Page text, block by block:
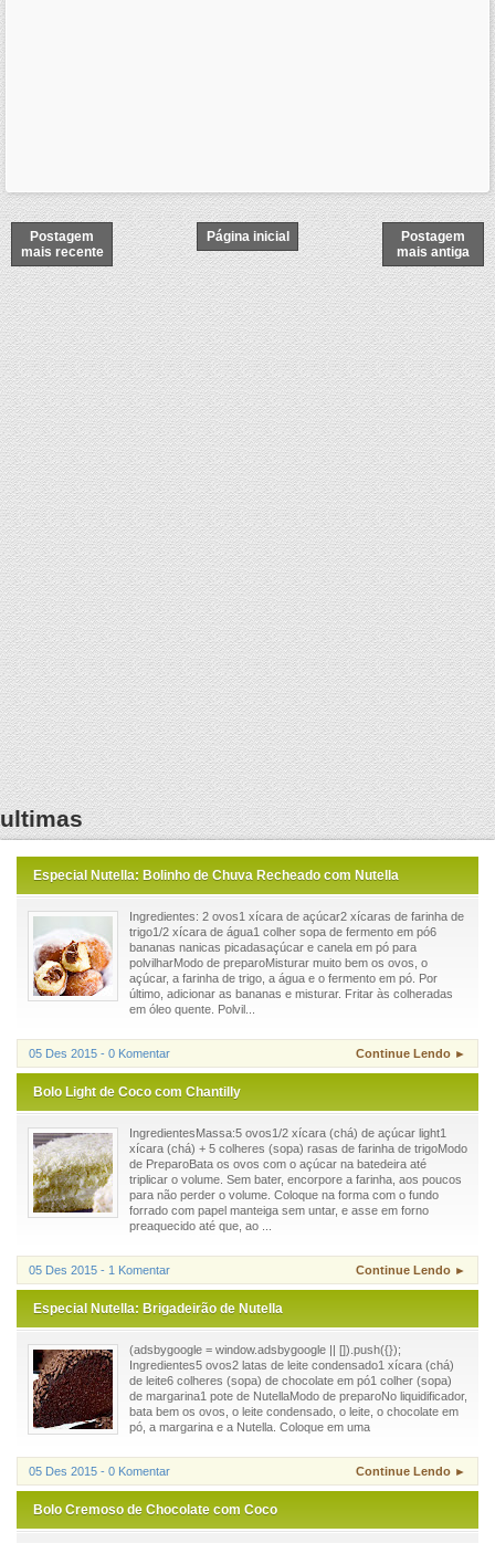
Postagem
mais recente
Postagem
mais antiga
Página inicial
ultimas
Especial Nutella: Bolinho de Chuva Recheado com Nutella
Ingredientes: 2 ovos1 xícara de açúcar2 xícaras de farinha de
trigo1/2 xícara de água1 colher sopa de fermento em pó6
bananas nanicas picadasaçúcar e canela em pó para
polvilharModo de preparoMisturar muito bem os ovos, o
açúcar, a farinha de trigo, a água e o fermento em pó. Por
último, adicionar as bananas e misturar. Fritar às colheradas
em óleo quente. Polvil...
05 Des 2015 - 0 Komentar Continue Lendo ►
Bolo Light de Coco com Chantilly
IngredientesMassa:5 ovos1/2 xícara (chá) de açúcar light1
xícara (chá) + 5 colheres (sopa) rasas de farinha de trigoModo
de PreparoBata os ovos com o açúcar na batedeira até
triplicar o volume. Sem bater, encorpore a farinha, aos poucos
para não perder o volume. Coloque na forma com o fundo
forrado com papel manteiga sem untar, e asse em forno
preaquecido até que, ao ...
05 Des 2015 - 1 Komentar Continue Lendo ►
Especial Nutella: Brigadeirão de Nutella
(adsbygoogle = window.adsbygoogle || []).push({});
Ingredientes5 ovos2 latas de leite condensado1 xícara (chá)
de leite6 colheres (sopa) de chocolate em pó1 colher (sopa)
de margarina1 pote de NutellaModo de preparoNo liquidificador,
bata bem os ovos, o leite condensado, o leite, o chocolate em
pó, a margarina e a Nutella. Coloque em uma
05 Des 2015 - 0 Komentar Continue Lendo ►
Bolo Cremoso de Chocolate com Coco